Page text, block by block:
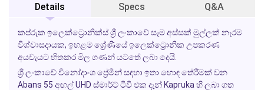
Details Specs Q&A
කප්රුක ඉලෙක්ට්‍රොනික්ස් ශ්‍රී ලංකාවේ සෑම අස්සක් මුල්ලක් නෑරම
විශ්වාසදායක, ඉහළම ශ්‍රේණියේ ඉලෙක්ට්‍රොනික උපකරණ
අයවැයට හිතකර මිල ගණන් යටතේ ලබා දෙයි.
ශ්‍රී ලංකාවේ විනෝදාංශ ප්‍රේමීන් සඳහා ඉතා හොඳ තේරීමක් වන
Abans 55 අඟල් UHD ස්මාර්ට් ටීවී එක දැන්Kapruka හි ලබා ගත